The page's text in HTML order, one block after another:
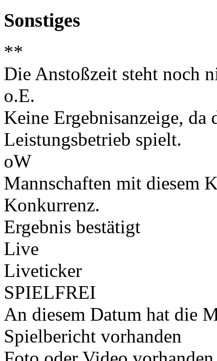
Sonstiges
**
Die Anstoßzeit steht noch
o.E.
Keine Ergebnisanzeige,
Leistungsbetrieb spielt.
oW
Mannschaften mit diesem
Konkurrenz.
Ergebnis bestätigt
Live
Liveticker
SPIELFREI
An diesem Datum hat die
Spielbericht vorhanden